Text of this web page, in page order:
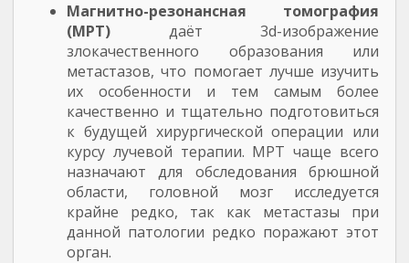
Магнитно-резонансная томография
(МРТ) даёт 3d-изображение
злокачественного образования или
метастазов, что помогает лучше изучить
их особенности и тем самым более
качественно и тщательно подготовиться
к будущей хирургической операции или
курсу лучевой терапии. МРТ чаще всего
назначают для обследования брюшной
области, головной мозг исследуется
крайне редко, так как метастазы при
данной патологии редко поражают этот
орган.